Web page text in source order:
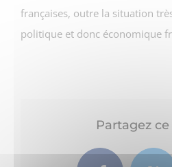
françaises, outre la situation
politique et donc économique
Partagez